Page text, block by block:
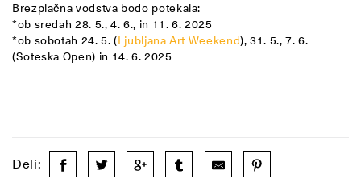
Brezplačna vodstva bodo potekala:
*ob sredah 28. 5., 4. 6., in 11. 6. 2025
*ob sobotah 24. 5. (Ljubljana Art Weekend), 31. 5., 7. 6.
(Soteska Open) in 14. 6. 2025
Deli: